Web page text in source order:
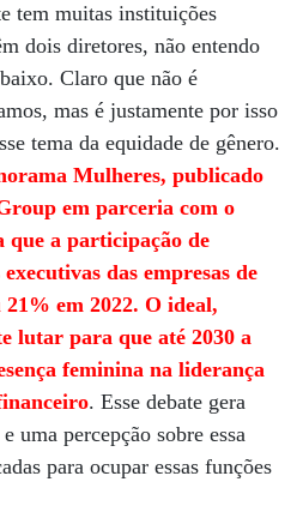
tem muitas instituições
dois diretores, não entendo
Claro que não é
mas é justamente por isso
tema da equidade de gênero.
Mulheres, publicado
em parceria com o
a participação de
das empresas de
em 2022. O ideal,
lutar para que até 2030 a
feminina na liderança
. Esse debate gera
uma percepção sobre essa
para ocupar essas funções